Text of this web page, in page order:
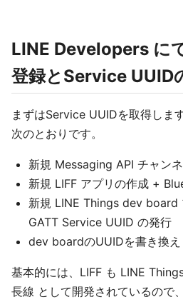
LINE Developers に
登録とService UUID
まずはService UUIDを取得しま
次のとおりです。
新規 Messaging API チャン
新規 LIFF アプリの作成 +
新規 LINE Things dev board
GATT Service UUID の発行
dev boardのUUIDを書き換え
基本的には、LIFF も LINE
長線 として開発されているので